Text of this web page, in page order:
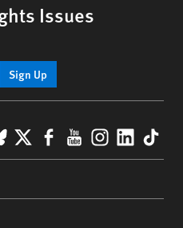
Issues
Sign Up
X Facebook
YouTube